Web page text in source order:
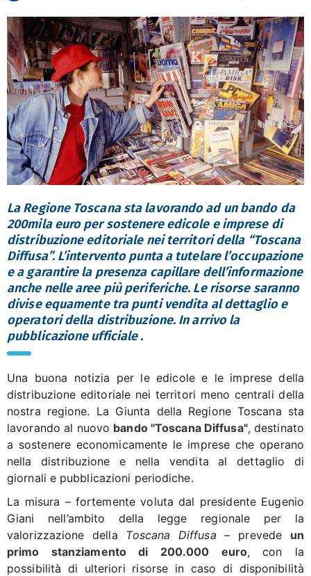
La Regione Toscana sta lavorando ad un bando da
200mila euro per sostenere edicole e imprese di
distribuzione editoriale nei territori della “Toscana
Diffusa”. L’intervento punta a tutelare l’occupazione
e a garantire la presenza capillare dell’informazione
anche nelle aree più periferiche. Le risorse saranno
divise equamente tra punti vendita al dettaglio e
operatori della distribuzione. In arrivo la
pubblicazione ufficiale .
Una buona notizia per le edicole e le imprese della
distribuzione editoriale nei territori meno centrali della
nostra regione. La Giunta della Regione Toscana sta
lavorando al nuovo bando "Toscana Diffusa", destinato
a sostenere economicamente le imprese che operano
nella distribuzione e nella vendita al dettaglio di
giornali e pubblicazioni periodiche.
La misura – fortemente voluta dal presidente Eugenio
Giani nell’ambito della legge regionale per la
valorizzazione della Toscana Diffusa – prevede un
primo stanziamento di 200.000 euro, con la
possibilità di ulteriori risorse in caso di disponibilità